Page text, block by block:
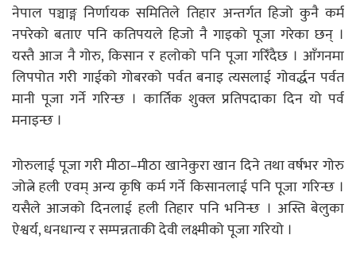
नेपाल पञ्चाङ्ग निर्णायक समितिले तिहार अन्तर्गत हिजो कुनै कर्म
नपरेको बताए पनि कतिपयले हिजो नै गाइको पूजा गरेका छन् ।
यस्तै आज नै गोरु, किसान र हलोको पनि पूजा गरिँदैछ । आँगनमा
लिपपोत गरी गाईको गोबरको पर्वत बनाइ त्यसलाई गोवर्द्धन पर्वत
मानी पूजा गर्ने गरिन्छ । कार्तिक शुक्ल प्रतिपदाका दिन यो पर्व
मनाइन्छ ।
गोरुलाई पूजा गरी मीठा–मीठा खानेकुरा खान दिने तथा वर्षभर गोरु
जोत्ने हली एवम् अन्य कृषि कर्म गर्ने किसानलाई पनि पूजा गरिन्छ ।
यसैले आजको दिनलाई हली तिहार पनि भनिन्छ । अस्ति बेलुका
ऐश्वर्य, धनधान्य र सम्पन्नताकी देवी लक्ष्मीको पूजा गरियो ।